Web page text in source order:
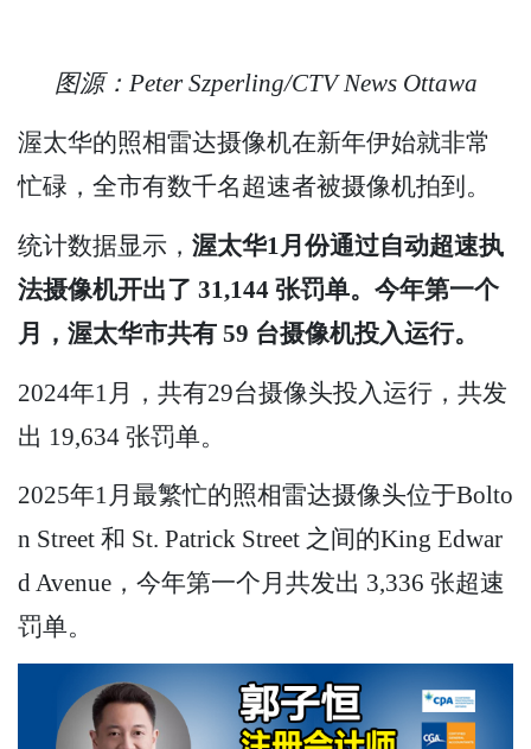
图源： Peter Szperling/CTV News Ottawa
渥太华的照相雷达摄像机在新年伊始就非常
忙碌，全市有数千名超速者被摄像机拍到。
统计数据显示， 渥太华1月份通过自动超速执
法摄像机开出了 31,144 张罚单。今年第一个
月，渥太华市共有 59 台摄像机投入运行。
2024年1月，共有29台摄像头投入运行，共发
出 19,634 张罚单。
2025年1月最繁忙的照相雷达摄像头位于Bolto
n Street 和 St. Patrick Street 之间的King Edwar
d Avenue，今年第一个月共发出 3,336 张超速
罚单。